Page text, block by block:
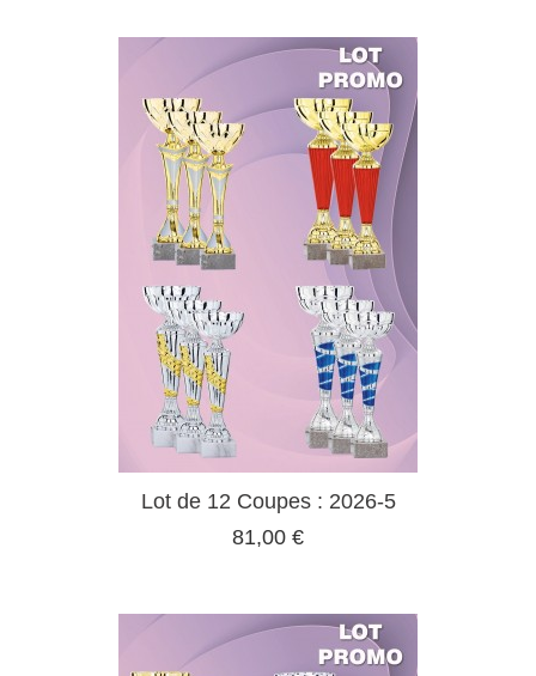
Lot de 12 Coupes : 2026-5
81,00 €